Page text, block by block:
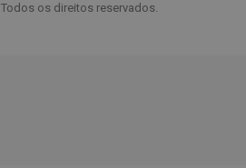
os direitos reservados.